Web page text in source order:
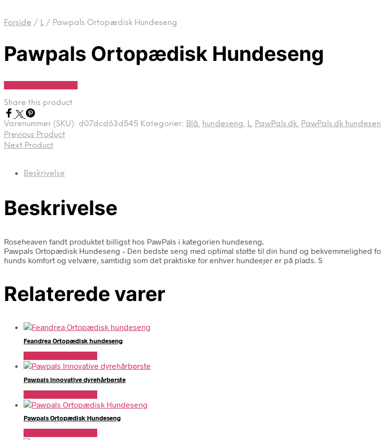
Forside / L / Pawpals Ortopædisk Hundeseng
Pawpals Ortopædisk Hundeseng
Share this product
Varenummer (SKU): d07dcd63d545 Kategorier: Blå, hundeseng, L, PawPals.dk, PawPals.dk
Previous Product
Next Product
Beskrivelse
Beskrivelse
Roseheaven fandt produktet billigst hos PawPals i kategorien hundeseng.
Pawpals Ortopædisk Hundeseng – Den bedste seng med optimal støtte til din hund og
hunds komfort og velvære, samtidig som det praktiske for enhver hundeejer er på plads. S
Relaterede varer
Feandrea Ortopædisk hundeseng
Pawpals Innovative dyrehårbørste
Pawpals Ortopædisk Hundeseng